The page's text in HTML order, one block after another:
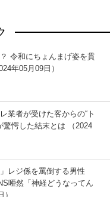
令和にちょんまげ姿を貫
年05月09日）
業者が受けた客からの“ト
驚愕した結末とは （2024
レジ係を罵倒する男性
唖然「神経どうなってん